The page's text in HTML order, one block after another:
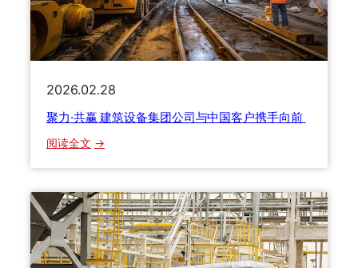
2026.02.28
聚力·共赢 建筑设备集团公司与中国客户携手向前
阅读全文 ：
·
共
赢
建